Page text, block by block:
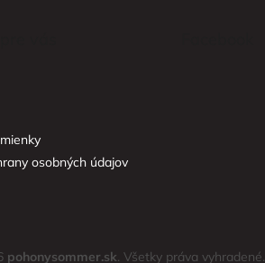
osobných údajov
pohonysommer.sk. Všetky práva vyhradené.